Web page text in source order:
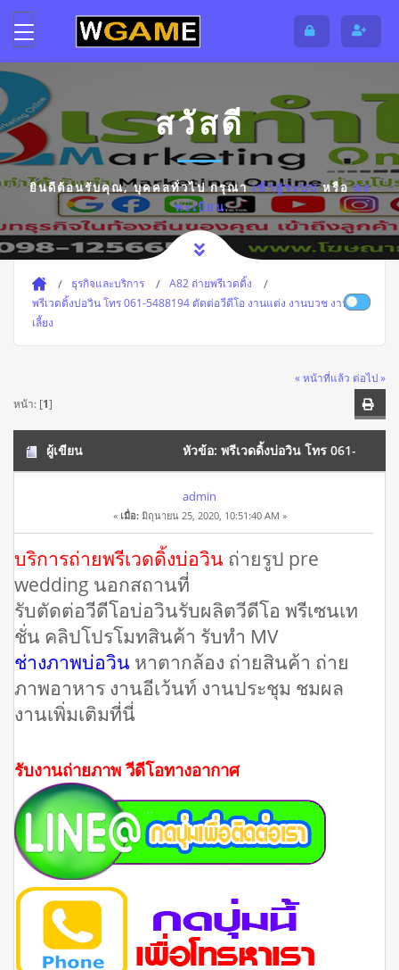
สวัสดี
ยินดีต้อนรับคุณ,บุคคลทั่วไปกรุณาเข้าสู่ระบบหรือลง
ทะเบียน
ธุรกิจและบริการ
A82 ถ่ายพรีเวดดิ้ง
พรีเวดดิ้งบ่อวิน โทร 061-5488194 ตัดต่อวีดีโอ งานแต่ง งานบวช งาน
เลี้ยง
« หน้าที่แล้ว ต่อไป »
หน้า: [1]
ผู้เขียน หัวข้อ: พรีเวดดิ้งบ่อวิน โทร 061-
5488194 ตัดต่อวีดีโอ งานแต่ง งานบวช งานเลี้ยง (อ่าน 42455
ครั้ง)
admin
« เมื่อ:มิถุนายน 25, 2020, 10:51:40 AM »
บริการถ่ายพรีเวดดิ้งบ่อวิน ถ่ายรูป pre
wedding นอกสถานที่
รับตัดต่อวีดีโอบ่อวินรับผลิตวีดีโอ พรีเซนเท
ชั่น คลิปโปรโมทสินค้า รับทำ MV
ช่างภาพบ่อวิน หาตากล้อง ถ่ายสินค้า ถ่าย
ภาพอาหาร งานอีเว้นท์ งานประชุม ชมผล
งานเพิ่มเติมที่นี่
รับงานถ่ายภาพ วีดีโอทางอากาศ